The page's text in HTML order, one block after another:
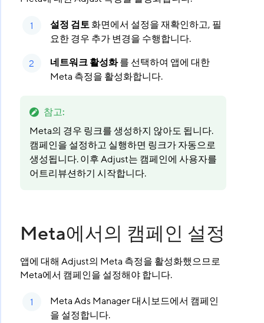
설정 검토화면에서 설정을 재확인하고, 필
요한 경우 추가 변경을 수행합니다.
네트워크 활성화를 선택하여 앱에 대한
Meta 측정을 활성화합니다.
참고:
Meta의 경우 링크를 생성하지 않아도 됩니다.
캠페인을 설정하고 실행하면 링크가 자동으로
생성됩니다. 이후 Adjust는 캠페인에 사용자를
어트리뷰션하기 시작합니다.
Meta에서의 캠페인 설정
앱에 대해 Adjust의 Meta 측정을 활성화했으므로
Meta에서 캠페인을 설정해야 합니다.
Meta Ads Manager 대시보드에서 캠페인
을 설정합니다.